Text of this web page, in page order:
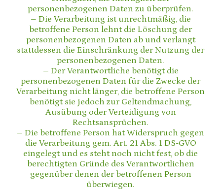
personenbezogenen Daten zu überprüfen.
– Die Verarbeitung ist unrechtmäßig, die
betroffene Person lehnt die Löschung der
personenbezogenen Daten ab und verlangt
stattdessen die Einschränkung der Nutzung der
personenbezogenen Daten.
– Der Verantwortliche benötigt die
personenbezogenen Daten für die Zwecke der
Verarbeitung nicht länger, die betroffene Person
benötigt sie jedoch zur Geltendmachung,
Ausübung oder Verteidigung von
Rechtsansprüchen.
– Die betroffene Person hat Widerspruch gegen
die Verarbeitung gem. Art. 21 Abs. 1 DS-GVO
eingelegt und es steht noch nicht fest, ob die
berechtigten Gründe des Verantwortlichen
gegenüber denen der betroffenen Person
überwiegen.